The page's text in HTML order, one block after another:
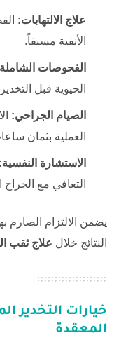
علاج الالتهابات:
الأنفية مسبقاً.
الفحوصات
الحيوية قبل
الصيام الجراحي:
العملية بثمان
الاستشارة النفسية:
التعافي مع
يضمن الالتزام الصارم
النتائج خلال علاج ثقب
خيارات التخدير
المعقدة